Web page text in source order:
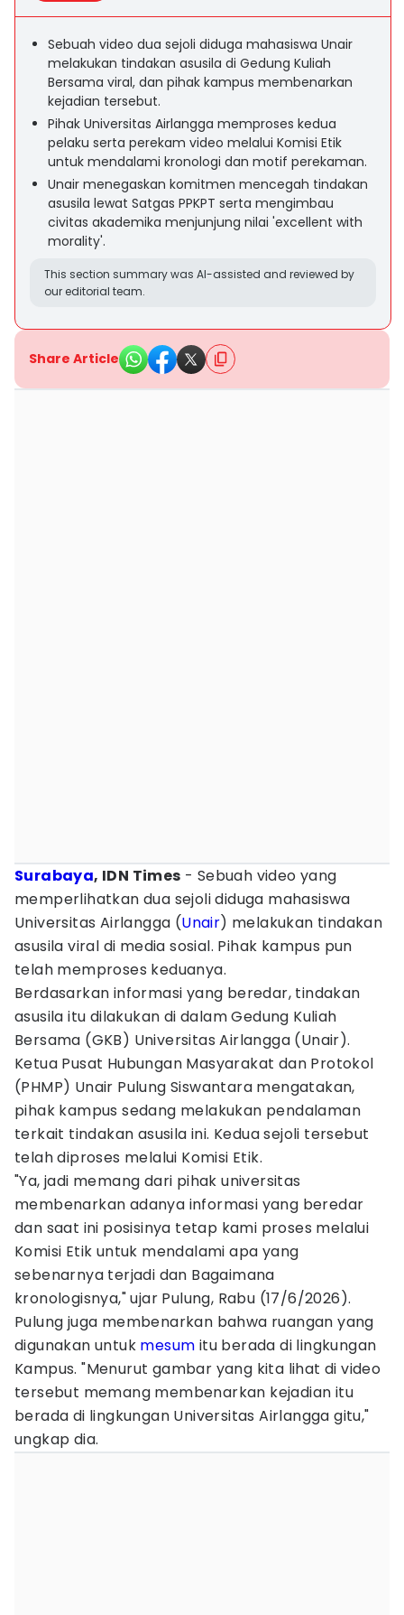
Sebuah video dua sejoli diduga mahasiswa Unair
melakukan tindakan asusila di Gedung Kuliah
Bersama viral, dan pihak kampus membenarkan
kejadian tersebut.
Pihak Universitas Airlangga memproses kedua
pelaku serta perekam video melalui Komisi Etik
untuk mendalami kronologi dan motif perekaman.
Unair menegaskan komitmen mencegah tindakan
asusila lewat Satgas PPKPT serta mengimbau
civitas akademika menjunjung nilai 'excellent with
morality'.
This section summary was AI-assisted and reviewed by
our editorial team.
Share Article
Surabaya, IDN Times - Sebuah video yang
memperlihatkan dua sejoli diduga mahasiswa
Universitas Airlangga (Unair) melakukan tindakan
asusila viral di media sosial. Pihak kampus pun
telah memproses keduanya.
Berdasarkan informasi yang beredar, tindakan
asusila itu dilakukan di dalam Gedung Kuliah
Bersama (GKB) Universitas Airlangga (Unair).
Ketua Pusat Hubungan Masyarakat dan Protokol
(PHMP) Unair Pulung Siswantara mengatakan,
pihak kampus sedang melakukan pendalaman
terkait tindakan asusila ini. Kedua sejoli tersebut
telah diproses melalui Komisi Etik.
"Ya, jadi memang dari pihak universitas
membenarkan adanya informasi yang beredar
dan saat ini posisinya tetap kami proses melalui
Komisi Etik untuk mendalami apa yang
sebenarnya terjadi dan Bagaimana
kronologisnya," ujar Pulung, Rabu (17/6/2026).
Pulung juga membenarkan bahwa ruangan yang
digunakan untuk mesum itu berada di lingkungan
Kampus. "Menurut gambar yang kita lihat di video
tersebut memang membenarkan kejadian itu
berada di lingkungan Universitas Airlangga gitu,"
ungkap dia.